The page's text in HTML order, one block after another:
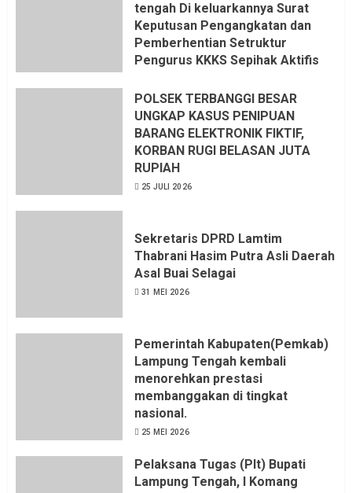
tengah Di keluarkannya Surat
Keputusan Pengangkatan dan
Pemberhentian Setruktur
Pengurus KKKS Sepihak Aktifis
Sangat menantang Aturan dan
Dapat saya pastikan penuh Unsur
KKN, dan Unsur Politik.
6 AGUSTUS 2026
POLSEK TERBANGGI BESAR
UNGKAP KASUS PENIPUAN
BARANG ELEKTRONIK FIKTIF,
KORBAN RUGI BELASAN JUTA
RUPIAH
25 JULI 2026
Sekretaris DPRD Lamtim
Thabrani Hasim Putra Asli Daerah
Asal Buai Selagai
31 MEI 2026
Pemerintah Kabupaten(Pemkab)
Lampung Tengah kembali
menorehkan prestasi
membanggakan di tingkat
nasional.
25 MEI 2026
Pelaksana Tugas (Plt) Bupati
Lampung Tengah, I Komang